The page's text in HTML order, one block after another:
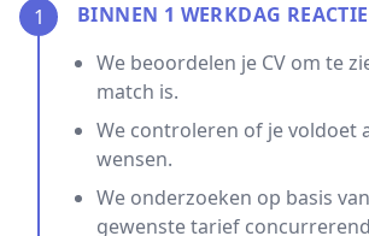
1
BINNEN 1 WERKDAG REACTIE
We beoordelen je CV om te
match is.
We controleren of je voldoet
wensen.
We onderzoeken op basis
gewenste tarief